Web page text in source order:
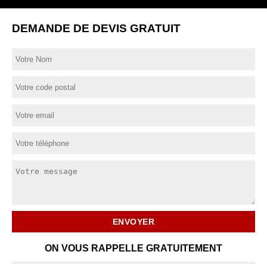
DEMANDE DE DEVIS GRATUIT
ON VOUS RAPPELLE GRATUITEMENT